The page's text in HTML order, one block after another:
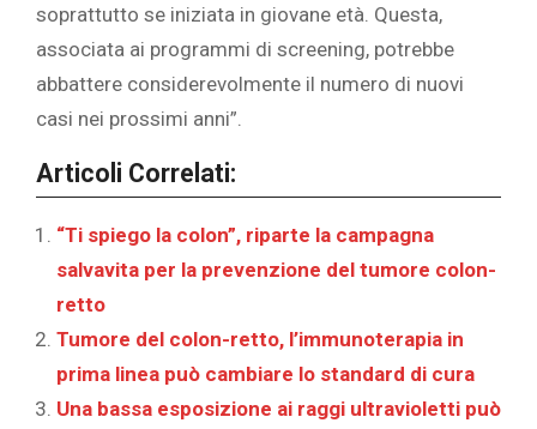
soprattutto se iniziata in giovane età. Questa,
associata ai programmi di screening, potrebbe
abbattere considerevolmente il numero di nuovi
casi nei prossimi anni”.
Articoli Correlati:
“Ti spiego la colon”, riparte la campagna
salvavita per la prevenzione del tumore colon-
retto
Tumore del colon-retto, l’immunoterapia in
prima linea può cambiare lo standard di cura
Una bassa esposizione ai raggi ultravioletti può